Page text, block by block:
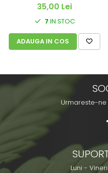
35,00 Lei
7 IN STOC
ADAUGA IN COS
Urmareste-
Luni -